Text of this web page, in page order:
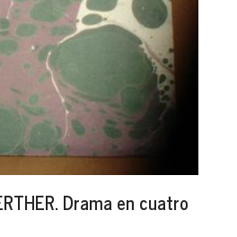
Drama en cuatro